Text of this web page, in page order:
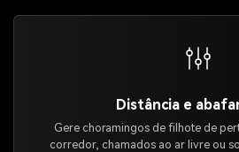
Distância e
Gere choramingos de filhote de
corredor, chamados ao ar livre ou